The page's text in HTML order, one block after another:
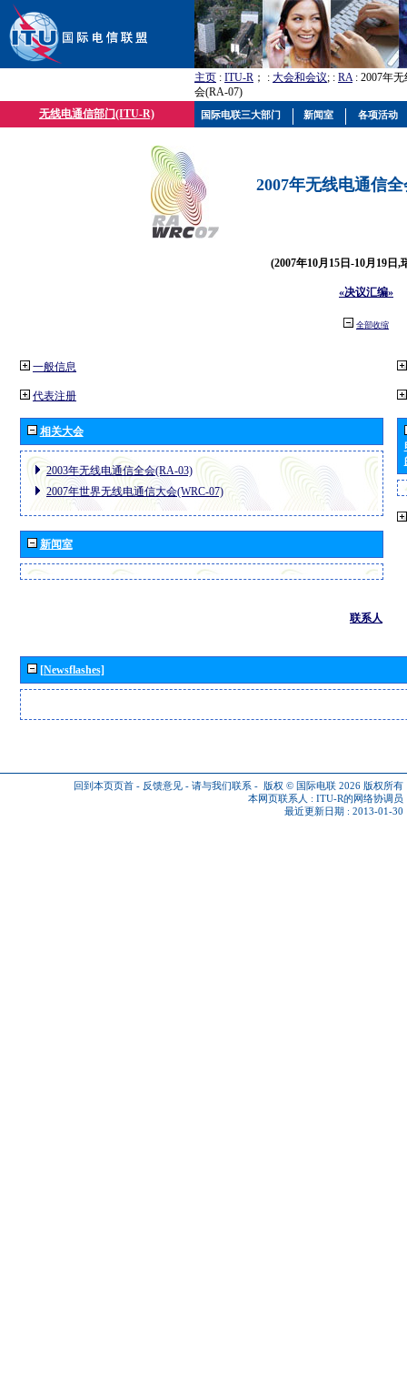
主页 : ITU-R ； : 大会和会议; : RA: 2007年
会(RA-07)
无线电通信部门(ITU-R)
2007年无线电通信
(2007年10月15日-10月19日,
«决议汇编»
全部收缩
一般信息
代表注册
相关大会
2003年无线电通信全会(RA-03)
2007年世界无线电通信大会(WRC-07)
新闻室
联系人
[Newsflashes]
回到本页页首 - 反馈意见 - 请与我们联系 - 版权 © 国际电联 2026 版权所有
本网页联系人 : ITU-R的网络协调员
最近更新日期 : 2013-01-30
国际电联三大部门 新闻室 各项活动